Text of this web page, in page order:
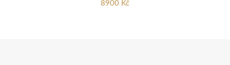
8900 Kč